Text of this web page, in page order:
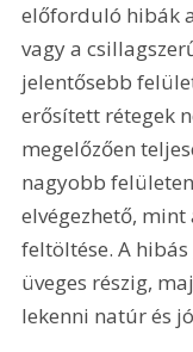
előforduló hibák
vagy a
jelentősebb
erősített rétegek
megelőzően
nagyobb
elvégezhető,
feltöltése. A
üveges részig,
lekenni natúr és